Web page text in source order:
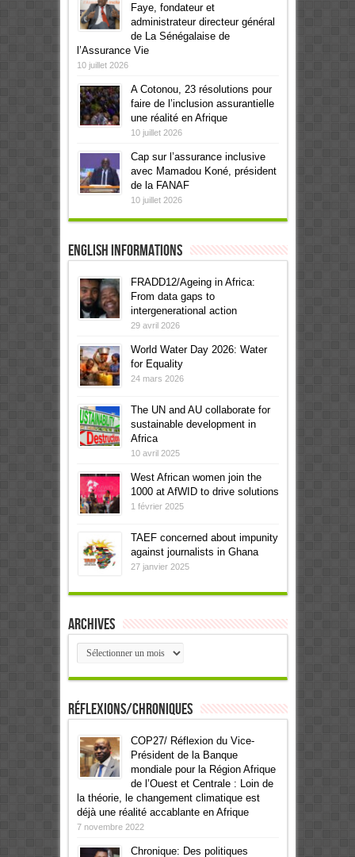
Faye, fondateur et
administrateur directeur général
de La Sénégalaise de
l’Assurance Vie
10 juillet 2026
A Cotonou, 23 résolutions pour
faire de l’inclusion assurantielle
une réalité en Afrique
10 juillet 2026
Cap sur l’assurance inclusive
avec Mamadou Koné, président
de la FANAF
10 juillet 2026
English informations
FRADD12/Ageing in Africa:
From data gaps to
intergenerational action
29 avril 2026
World Water Day 2026: Water
for Equality
24 mars 2026
The UN and AU collaborate for
sustainable development in
Africa
10 avril 2025
West African women join the
1000 at AfWID to drive solutions
1 février 2025
TAEF concerned about impunity
against journalists in Ghana
27 janvier 2025
Archives
Archives
Réflexions/Chroniques
COP27/ Réflexion du Vice-
Président de la Banque
mondiale pour la Région Afrique
de l’Ouest et Centrale : Loin de
la théorie, le changement climatique est
déjà une réalité accablante en Afrique
7 novembre 2022
Chronique: Des politiques